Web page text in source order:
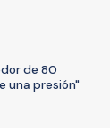
de 80
una presión"